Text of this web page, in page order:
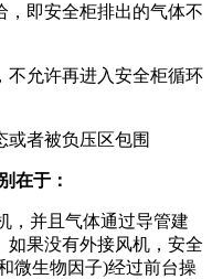
即安全柜排出的气体不
允许再进入安全柜循环
者被负压区包围
在于：
并且气体通过导管建
如果没有外接风机，安全
微生物因子)经过前台操